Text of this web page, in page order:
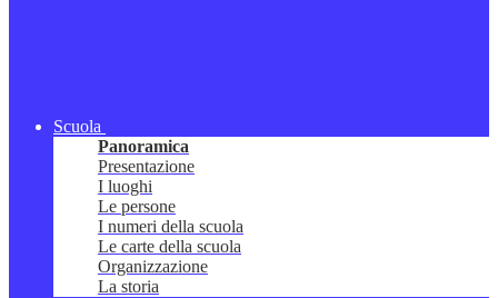
Scuola
Panoramica
Presentazione
I luoghi
Le persone
I numeri della scuola
Le carte della scuola
Organizzazione
La storia